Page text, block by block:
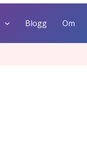
Blogg Om